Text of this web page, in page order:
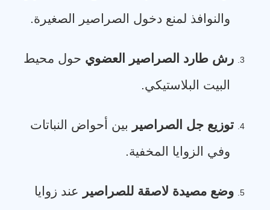
والنوافذ لمنع دخول الصراصير الصغيرة.
3. رش طارد الصراصير العضوي حول محيط
البيت البلاستيكي.
4. توزيع جل الصراصير بين أحواض النباتات
وفي الزوايا المخفية.
5. وضع مصيدة لاصقة للصراصير عند زوايا